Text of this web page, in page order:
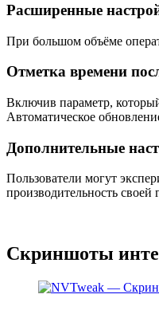
Расширенные
При большом объёме
Отметка времени
Включив параметр,
Автоматическое
Дополнительные
Пользователи могут
производительность своей
Скриншоты